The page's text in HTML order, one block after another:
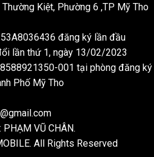
Kiệt, Phường 6 ,TP Mỹ Tho
đăng ký lần đầu
lần thứ 1, ngày 13/02/2023
001 tại phòng đăng ký
Phố Mỹ Tho
VŨ CHÂN.
All Rights Reserved